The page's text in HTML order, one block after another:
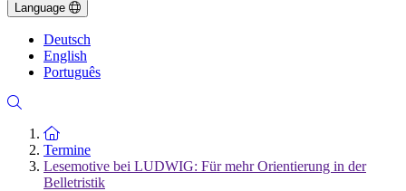
Language
Deutsch
English
Português
Zur Startseite
Termine
Lesemotive bei LUDWIG: Für mehr Orientierung in der
Belletristik